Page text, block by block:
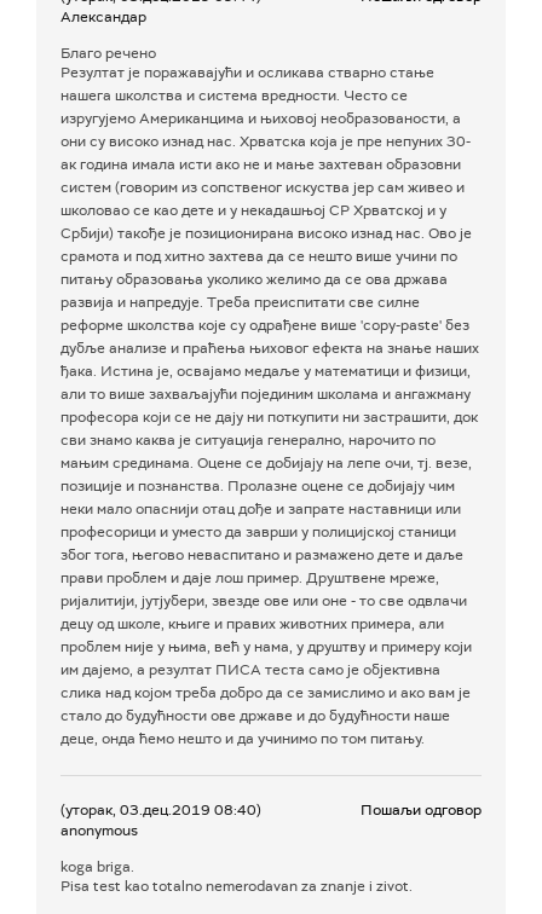
Александар
Благо речено
Резултат је поражавајући и осликава стварно стање
нашега школства и система вредности. Често се
изругујемо Американцима и њиховој необразованости, а
они су високо изнад нас. Хрватска која је пре непуних 30-
ак година имала исти ако не и мање захтеван образовни
систем (говорим из сопственог искуства јер сам живео и
школовао се као дете и у некадашњој СР Хрватској и у
Србији) такође је позиционирана високо изнад нас. Ово је
срамота и под хитно захтева да се нешто више учини по
питању образовања уколико желимо да се ова држава
развија и напредује. Треба преиспитати све силне
реформе школства које су одрађене више 'copy-paste' без
дубље анализе и праћења њиховог ефекта на знање наших
ђака. Истина је, освајамо медаље у математици и физици,
али то више захваљајући појединим школама и ангажману
професора који се не дају ни поткупити ни застрашити, док
сви знамо каква је ситуација генерално, нарочито по
мањим срединама. Оцене се добијају на лепе очи, тј. везе,
позиције и познанства. Пролазне оцене се добијају чим
неки мало опаснији отац дође и запрате наставници или
професорици и уместо да заврши у полицијској станици
због тога, његово неваспитано и размажено дете и даље
прави проблем и даје лош пример. Друштвене мреже,
ријалитији, јутјубери, звезде ове или оне - то све одвлачи
децу од школе, књиге и правих животних примера, али
проблем није у њима, већ у нама, у друштву и примеру који
им дајемо, а резултат ПИСА теста само је објективна
слика над којом треба добро да се замислимо и ако вам је
стало до будућности ове државе и до будућности наше
деце, онда ћемо нешто и да учинимо по том питању.
(уторак, 03.дец.2019 08:40)
anonymous
Пошаљи одговор
koga briga.
Pisa test kao totalno nemerodavan za znanje i zivot.